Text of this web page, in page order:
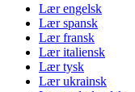
Lær engelsk
Lær spansk
Lær fransk
Lær italiensk
Lær tysk
Lær ukrainsk